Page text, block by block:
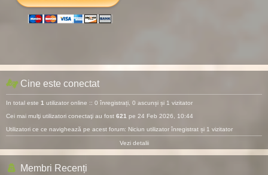
Cine este conectat
In total este 1 utilizator online :: 0 înregistrați, 0 ascunși și 1 vizitator
Cei mai mulţi utilizatori conectaţi au fost 621 pe 24 Feb 2026, 10:44
Utilizatori ce ce navighează pe acest forum: Niciun utilizator înregistrat și 1 vizitator
Vezi detalii
Membri Recenți